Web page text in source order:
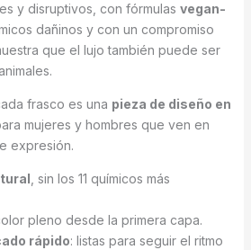
y disruptivos, con fórmulas vegan-
dañinos y con un compromiso
que el lujo también puede ser
frasco es una pieza de diseño en
mujeres y hombres que ven en
expresión.
, sin los 11 químicos más
pleno desde la primera capa.
rápido: listas para seguir el ritmo